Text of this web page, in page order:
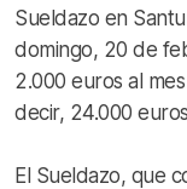
Sueldazo en
domingo, 20 de
2.000 euros al
decir, 24.000
El Sueldazo, que